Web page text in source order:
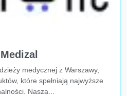
medycznej z Warszawy,
które spełniają najwyższe
Nasza...